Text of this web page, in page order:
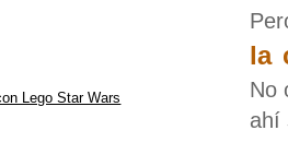
la
No
ahí
Lego Star Wars